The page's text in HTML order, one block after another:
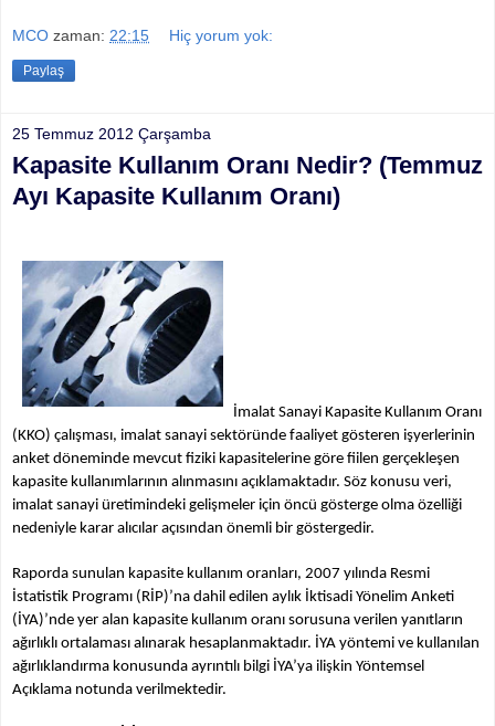
MCO zaman: 22:15 Hiç yorum yok:
Paylaş
25 Temmuz 2012 Çarşamba
Kapasite Kullanım Oranı Nedir? (Temmuz
Ayı Kapasite Kullanım Oranı)
İmalat Sanayi Kapasite Kullanım Oranı
(KKO) çalışması, imalat sanayi sektöründe faaliyet gösteren işyerlerinin
anket döneminde mevcut fiziki kapasitelerine göre fiilen gerçekleşen
kapasite kullanımlarının alınmasını açıklamaktadır. Söz konusu veri,
imalat sanayi üretimindeki gelişmeler için öncü gösterge olma özelliği
nedeniyle karar alıcılar açısından önemli bir göstergedir.
Raporda sunulan kapasite kullanım oranları, 2007 yılında Resmi
İstatistik Programı (RİP)’na dahil edilen aylık İktisadi Yönelim Anketi
(İYA)’nde yer alan kapasite kullanım oranı sorusuna verilen yanıtların
ağırlıklı ortalaması alınarak hesaplanmaktadır. İYA yöntemi ve kullanılan
ağırlıklandırma konusunda ayrıntılı bilgi İYA’ya ilişkin Yöntemsel
Açıklama notunda verilmektedir.